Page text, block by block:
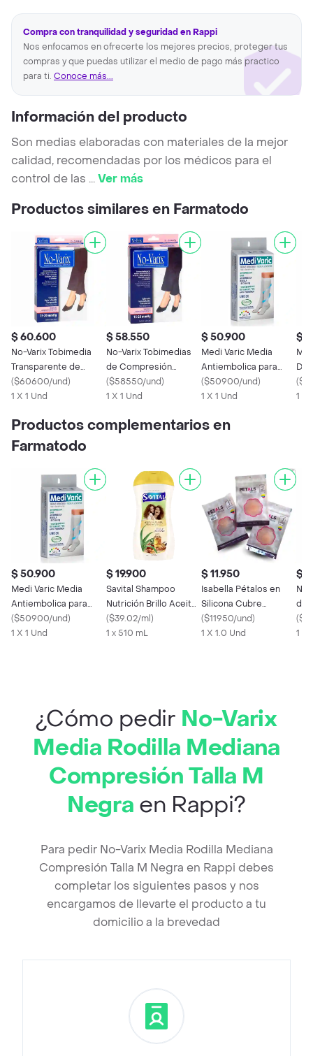
Compra con tranquilidad y seguridad en Rappi
Nos enfocamos en ofrecerte los mejores precios, proteger tus
compras y que puedas utilizar el medio de pago más practico
para ti. Conoce más...
Información del producto
Son medias elaboradas con materiales de la mejor
calidad, recomendadas por los médicos para el
control de las ...Ver más
Productos similares en Farmatodo
$ 60.600
No-Varix Tobimedia
Transparente de
Comprensión
Progresiva Talla M
($60600/und)
1 X 1 Und
$ 58.550
No-Varix Tobimedias
de Compresión
Progresiva 15-20
mmHg
($58550/und)
1 X 1 Und
$ 50.900
Medi Varic Media
Antiembolica para
Rodilla Talla S Color
Blanco
($50900/und)
1 X 1 Und
$
(
1
Productos complementarios en
Farmatodo
$ 50.900
Medi Varic Media
Antiembolica para
Rodilla Talla S Color
Blanco
($50900/und)
1 X 1 Und
$ 19.900
Savital Shampoo
Nutrición Brillo Aceite
de Jojoba y Argán 510
mL
($39.02/ml)
1 x 510 mL
$ 11.950
Isabella Pétalos en
Silicona Cubre
Pezones
($11950/und)
1 X 1.0 Und
$
de
(
1 X
¿Cómo pedir No-Varix
Media Rodilla Mediana
Compresión Talla M
Negra en Rappi?
Para pedir No-Varix Media Rodilla Mediana
Compresión Talla M Negra en Rappi debes
completar los siguientes pasos y nos
encargamos de llevarte el producto a tu
domicilio a la brevedad